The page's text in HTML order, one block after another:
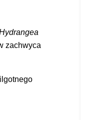
zachwyca